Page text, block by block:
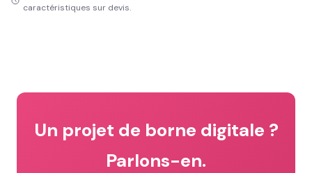
caractéristiques sur devis.
Un projet de borne digitale ?
Parlons-en.